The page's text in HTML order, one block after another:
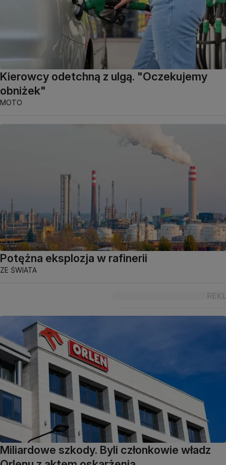
Kierowcy odetchną z ulgą. "Oczekujemy
obniżek"
MOTO
Potężna eksplozja w rafinerii
ZE ŚWIATA
Miliardowe szkody. Byli członkowie władz